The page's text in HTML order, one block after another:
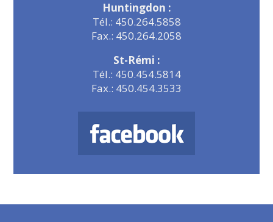
Huntingdon :
Tél.: 450.264.5858
Fax.: 450.264.2058
St-Rémi :
Tél.: 450.454.5814
Fax.: 450.454.3533